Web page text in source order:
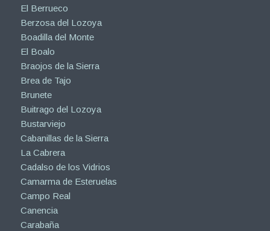
El Berrueco
Berzosa del Lozoya
Boadilla del Monte
El Boalo
Braojos de la Sierra
Brea de Tajo
Brunete
Buitrago del Lozoya
Bustarviejo
Cabanillas de la Sierra
La Cabrera
Cadalso de los Vidrios
Camarma de Esteruelas
Campo Real
Canencia
Carabaña